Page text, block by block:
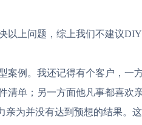
以上问题，综上我们不建议DIY
案例。我还记得有个客户，一
清单；另一方面他凡事都喜欢
为并没有达到预想的结果。